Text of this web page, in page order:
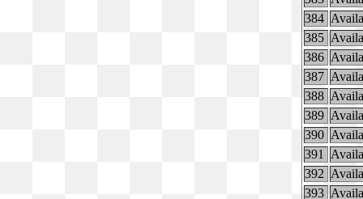
384
385
386
387
388
389
390
391
392
393